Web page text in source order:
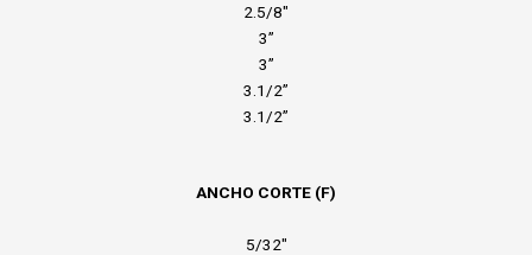
2.5/8″
3”
3”
3.1/2”
3.1/2”
ANCHO CORTE (F)
5/32″